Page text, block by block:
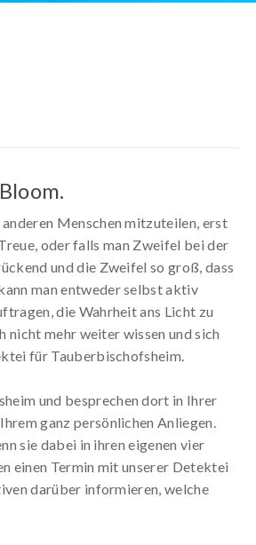
Menschen mitzuteilen, erst
oder falls man Zweifel bei der
und die Zweifel so groß, dass
man entweder selbst aktiv
die Wahrheit ans Licht zu
nicht mehr weiter wissen und sich
für Tauberbischofsheim.
und besprechen dort in Ihrer
ganz persönlichen Anliegen.
sie dabei in ihren eigenen vier
einen Termin mit unserer Detektei
darüber informieren, welche